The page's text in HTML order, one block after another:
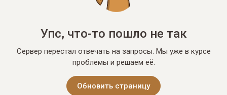
Упс, что-то пошло не так
Сервер перестал отвечать на запросы. Мы уже в курсе
проблемы и решаем её.
Обновить страницу